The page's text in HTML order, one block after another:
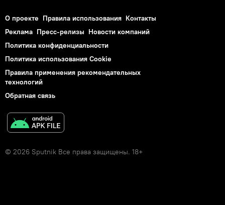
О проекте Правила использования Контакты
Реклама Пресс-релизы Новости компаний
Политика конфиденциальности
Политика использования Cookie
Правила применения рекомендательных
технологий
Обратная связь
© 2026 Sputnik Все права защищены. 18+